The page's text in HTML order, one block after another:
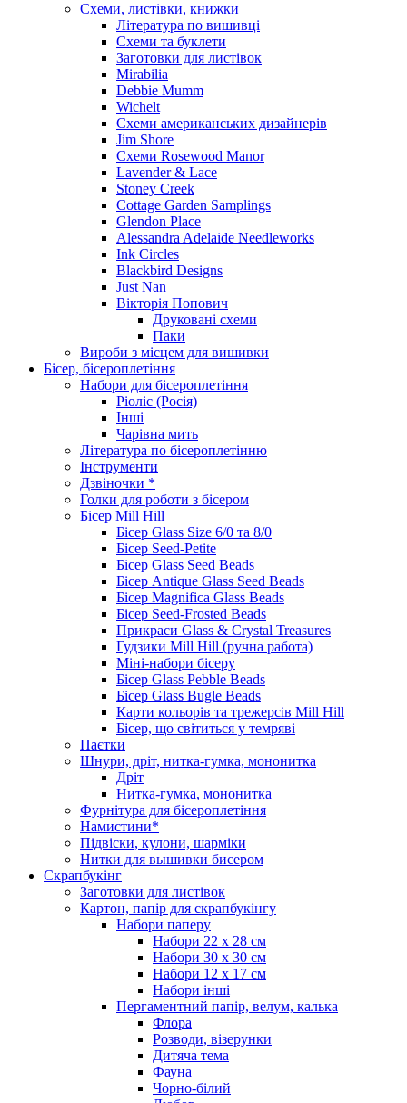
Схеми, листівки, книжки
Література по вишивці
Схеми та буклети
Заготовки для листівок
Mirabilia
Debbie Mumm
Wichelt
Схеми американських дизайнерів
Jim Shore
Cхеми Rosewood Manor
Lavender & Lace
Stoney Creek
Cottage Garden Samplings
Glendon Place
Alessandra Adelaide Needleworks
Ink Circles
Blackbird Designs
Just Nan
Вікторія Попович
Друковані схеми
Паки
Вироби з місцем для вишивки
Бісер, бісероплетіння
Набори для бісероплетіння
Ріоліс (Росія)
Інші
Чарівна мить
Література по бісероплетінню
Інструменти
Дзвіночки *
Голки для роботи з бісером
Бісер Mill Hill
Бісер Glass Size 6/0 та 8/0
Бісер Seed-Petite
Бісер Glass Seed Beads
Бісер Antique Glass Seed Beads
Бісер Magnifica Glass Beads
Бісер Seed-Frosted Beads
Прикраси Glass & Crystal Treasures
Гудзики Mill Hill (ручна работа)
Міні-набори бісеру
Бісер Glass Pebble Beads
Бісер Glass Bugle Beads
Карти кольорів та трежерсів Mill Hill
Бісер, що світиться у темряві
Паєтки
Шнури, дріт, нитка-гумка, мононитка
Дріт
Нитка-гумка, мононитка
Фурнітура для бісероплетіння
Намистини*
Підвіски, кулони, шарміки
Нитки для вышивки бисером
Скрапбукінг
Заготовки для листівок
Картон, папір для скрапбукінгу
Набори паперу
Набори 22 х 28 см
Набори 30 х 30 см
Набори 12 х 17 см
Набори інші
Пергаментний папір, велум, калька
Флора
Розводи, візерунки
Дитяча тема
Фауна
Чорно-білий